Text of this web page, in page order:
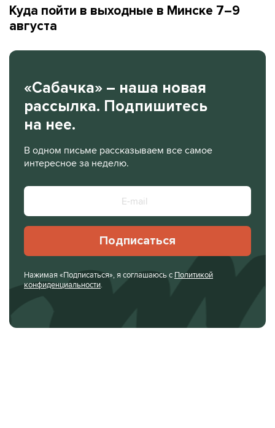
Куда пойти в выходные в Минске 7–9
августа
«Сабачка» – наша новая
рассылка. Подпишитесь
на нее.
В одном письме рассказываем все самое
интересное за неделю.
Подписаться
Нажимая «Подписаться», я соглашаюсь с Политикой
конфиденциальности.